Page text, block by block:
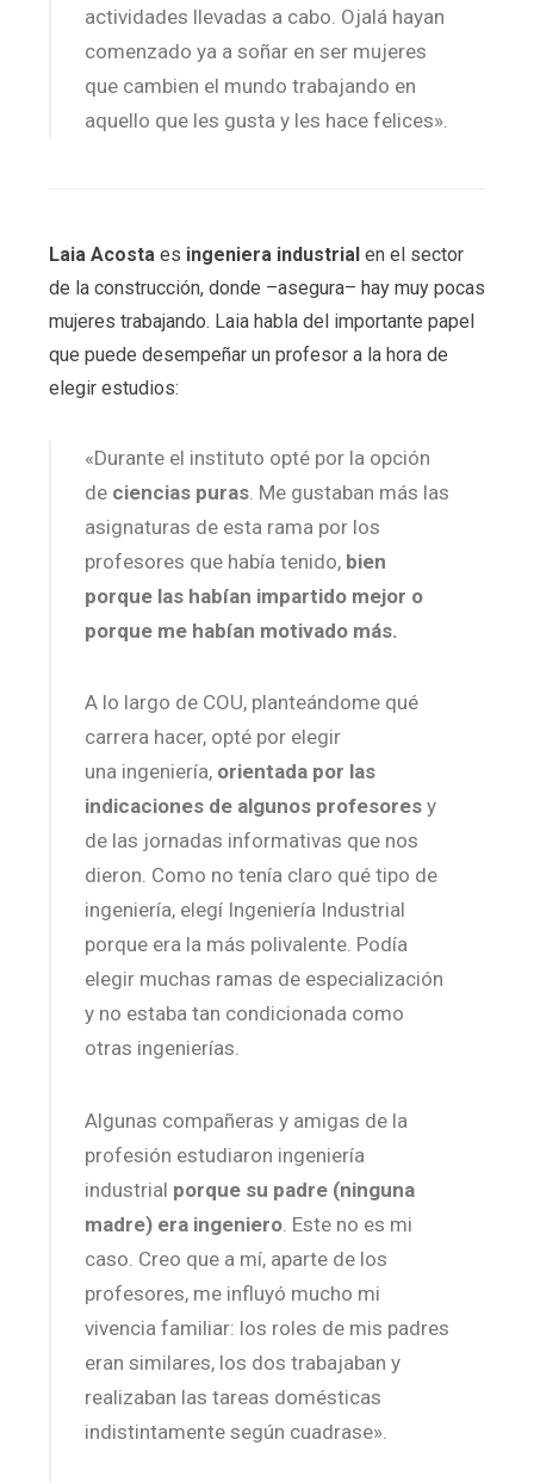
actividades llevadas a cabo. Ojalá hayan
comenzado ya a soñar en ser mujeres
que cambien el mundo trabajando en
aquello que les gusta y les hace felices».
Laia Acostaes ingeniera industrialen el sector
de la construcción, donde –asegura– hay muy pocas
mujeres trabajando. Laia habla del importante papel
que puede desempeñar un profesor a la hora de
elegir estudios:
«Durante el instituto opté por la opción
de ciencias puras. Me gustaban más las
asignaturas de esta rama por los
profesores que había tenido, bien
porque las habían impartido mejor o
porque me habían motivado más.
A lo largo de COU, planteándome qué
carrera hacer, opté por elegir
una ingeniería, orientada por las
indicaciones de algunos profesoresy
de las jornadas informativas que nos
dieron. Como no tenía claro qué tipo de
ingeniería, elegí Ingeniería Industrial
porque era la más polivalente. Podía
elegir muchas ramas de especialización
y no estaba tan condicionada como
otras ingenierías.
Algunas compañeras y amigas de la
profesión estudiaron ingeniería
industrial porque su padre (ninguna
madre) era ingeniero. Este no es mi
caso. Creo que a mí, aparte de los
profesores, me influyó mucho mi
vivencia familiar: los roles de mis padres
eran similares, los dos trabajaban y
realizaban las tareas domésticas
indistintamente según cuadrase».